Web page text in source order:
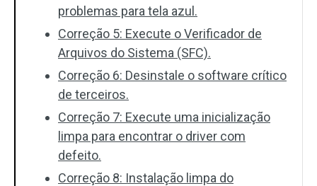
problemas para tela azul.
Correção 5: Execute o Verificador de
Arquivos do Sistema (SFC).
Correção 6: Desinstale o software crítico
de terceiros.
Correção 7: Execute uma inicialização
limpa para encontrar o driver com
defeito.
Correção 8: Instalação limpa do